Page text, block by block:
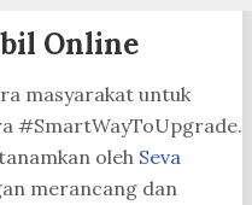
Online
masyarakat untuk
#SmartWayToUpgrade.
oleh Seva
merancang dan